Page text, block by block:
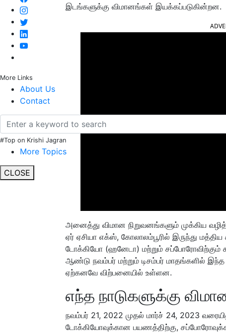
More Links
About Us
Contact
#Top on Krishi Jagran
More Topics
CLOSE
இடங்களுக்கு விமானங்கள் இயக்கப்படுகின்றன.
அனைத்து விமான நிறுவனங்களும் முக்கிய
ஏர் ஏசியா எக்ஸ், கோலாலம்பூரில் இருந்து
டோக்கியோ (ஹனேடா) மற்றும் சப்போரோவிற்கும்
ஆண்டு நவம்பர் மற்றும் டிசம்பர் மாதங்களில்
ஏற்கனவே விற்பனையில் உள்ளன.
எந்த நாடுகளுக்கு
நவம்பர் 21, 2022 முதல் மார்ச் 24, 2023
டோக்கியோவுக்கான பயணத்திற்கு,